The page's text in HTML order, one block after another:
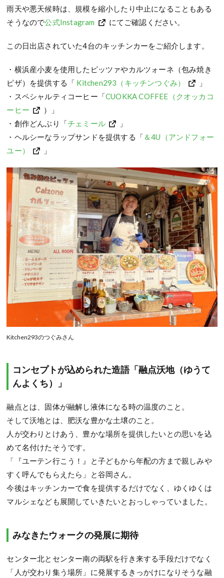
雨天や悪天候時は、規模を縮小したり中止になることもある
そうなので公式Instagram にてご確認ください。
この日出店されていた4台のキッチンカーをご紹介します。
・横浜産小麦を使用したピッツァやカルツォーネ（包み焼き
ピザ）を提供する「 Kitchen293（キッチンつぐみ）
」
・スペシャルティコーヒー「CUOKKA COFFEE（クオッカコ
ーヒー
）」
・創作どんぶり「チェミール
」
・ヘルシーなラップサンドを提供する「 ＆4U（アンドフォー
ユー）
」
Kitchen293のつぐみさん
コンセプトが込められた造語「融点沃地（ゆうて
んよくち）」
融点とは、固体が融解し液体になる時の温度のこと。
そして沃地とは、肥沃な豊かな土壌のこと。
人が交わりとけあう、豊かな場所を提供したいとの思いを込
めて名付けたそうです。
「『ユーテン行こう！』と子どもから年配の方まで親しみや
すく呼んでもらえたら」と谷岡さん。
今後はキッチンカーで食を提供するだけでなく、ゆくゆくは
マルシェなども展開していきたいとおっしゃっていました。
みなきたウォークの発展に期待
センター北とセンター南の両駅を行き来する手段だけでなく
「人が交わり集う場所」に発展するきっかけになりそうな融